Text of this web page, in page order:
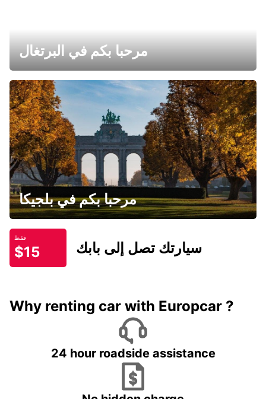
مرحبا بكم في البرتغال
مرحبا بكم في بلجيكا
فقط
$15 سيارتك تصل إلى بابك
Why renting car with Europcar ?
24 hour roadside assistance